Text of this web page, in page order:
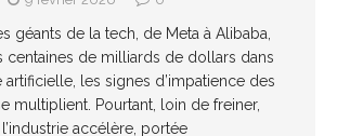
géants de la tech, de Meta à Alibaba,
centaines de milliards de dollars dans
artificielle, les signes d’impatience des
multiplient. Pourtant, loin de freiner,
l’industrie accélère, portée